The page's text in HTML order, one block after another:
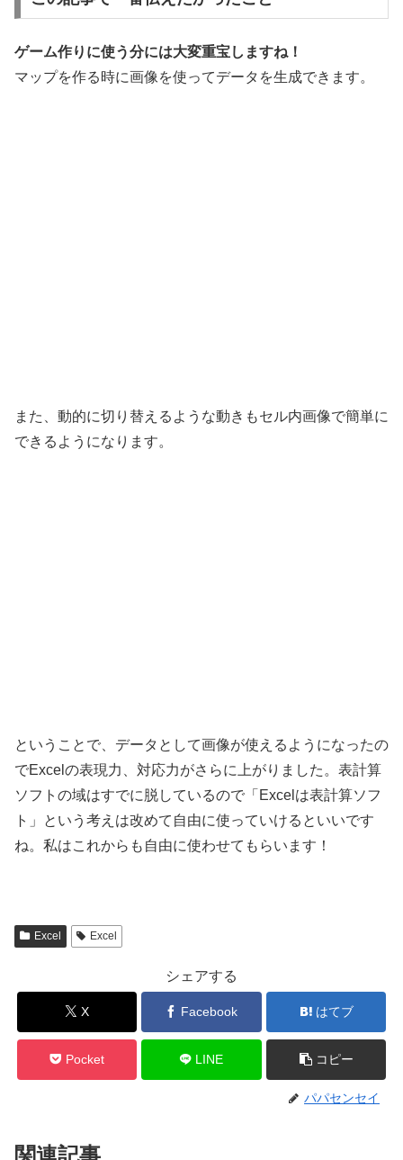
ゲーム作りに使う分には大変重宝しますね！
マップを作る時に画像を使ってデータを生成できます。
また、動的に切り替えるような動きもセル内画像で簡単に
できるようになります。
ということで、データとして画像が使えるようになったの
でExcelの表現力、対応力がさらに上がりました。表計算
ソフトの域はすでに脱しているので「Excelは表計算ソフ
ト」という考えは改めて自由に使っていけるといいです
ね。私はこれからも自由に使わせてもらいます！
Excel Excel
シェアする
X Facebook はてブ
Pocket LINE コピー
パパセンセイ
関連記事